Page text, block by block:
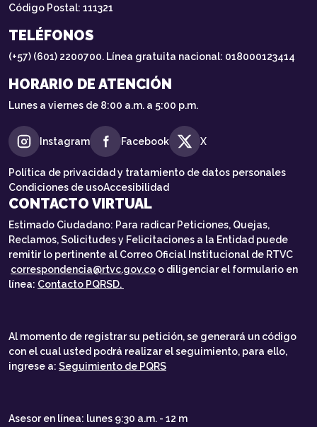
Código Postal: 111321
TELÉFONOS
(+57) (601) 2200700. Línea gratuita nacional: 018000123414
HORARIO DE ATENCIÓN
Lunes a viernes de 8:00 a.m. a 5:00 p.m.
Instagram Facebook X
Política de privacidad y tratamiento de datos personales
Condiciones de usoAccesibilidad
CONTACTO VIRTUAL
Estimado Ciudadano: Para radicar Peticiones, Quejas,
Reclamos, Solicitudes y Felicitaciones a la Entidad puede
remitir lo pertinente al Correo Oficial Institucional de RTVC
correspondencia@rtvc.gov.co o diligenciar el formulario en
línea: Contacto PQRSD.
Al momento de registrar su petición, se generará un código
con el cual usted podrá realizar el seguimiento, para ello,
ingrese a: Seguimiento de PQRS
Asesor en línea: lunes 9:30 a.m. - 12 m